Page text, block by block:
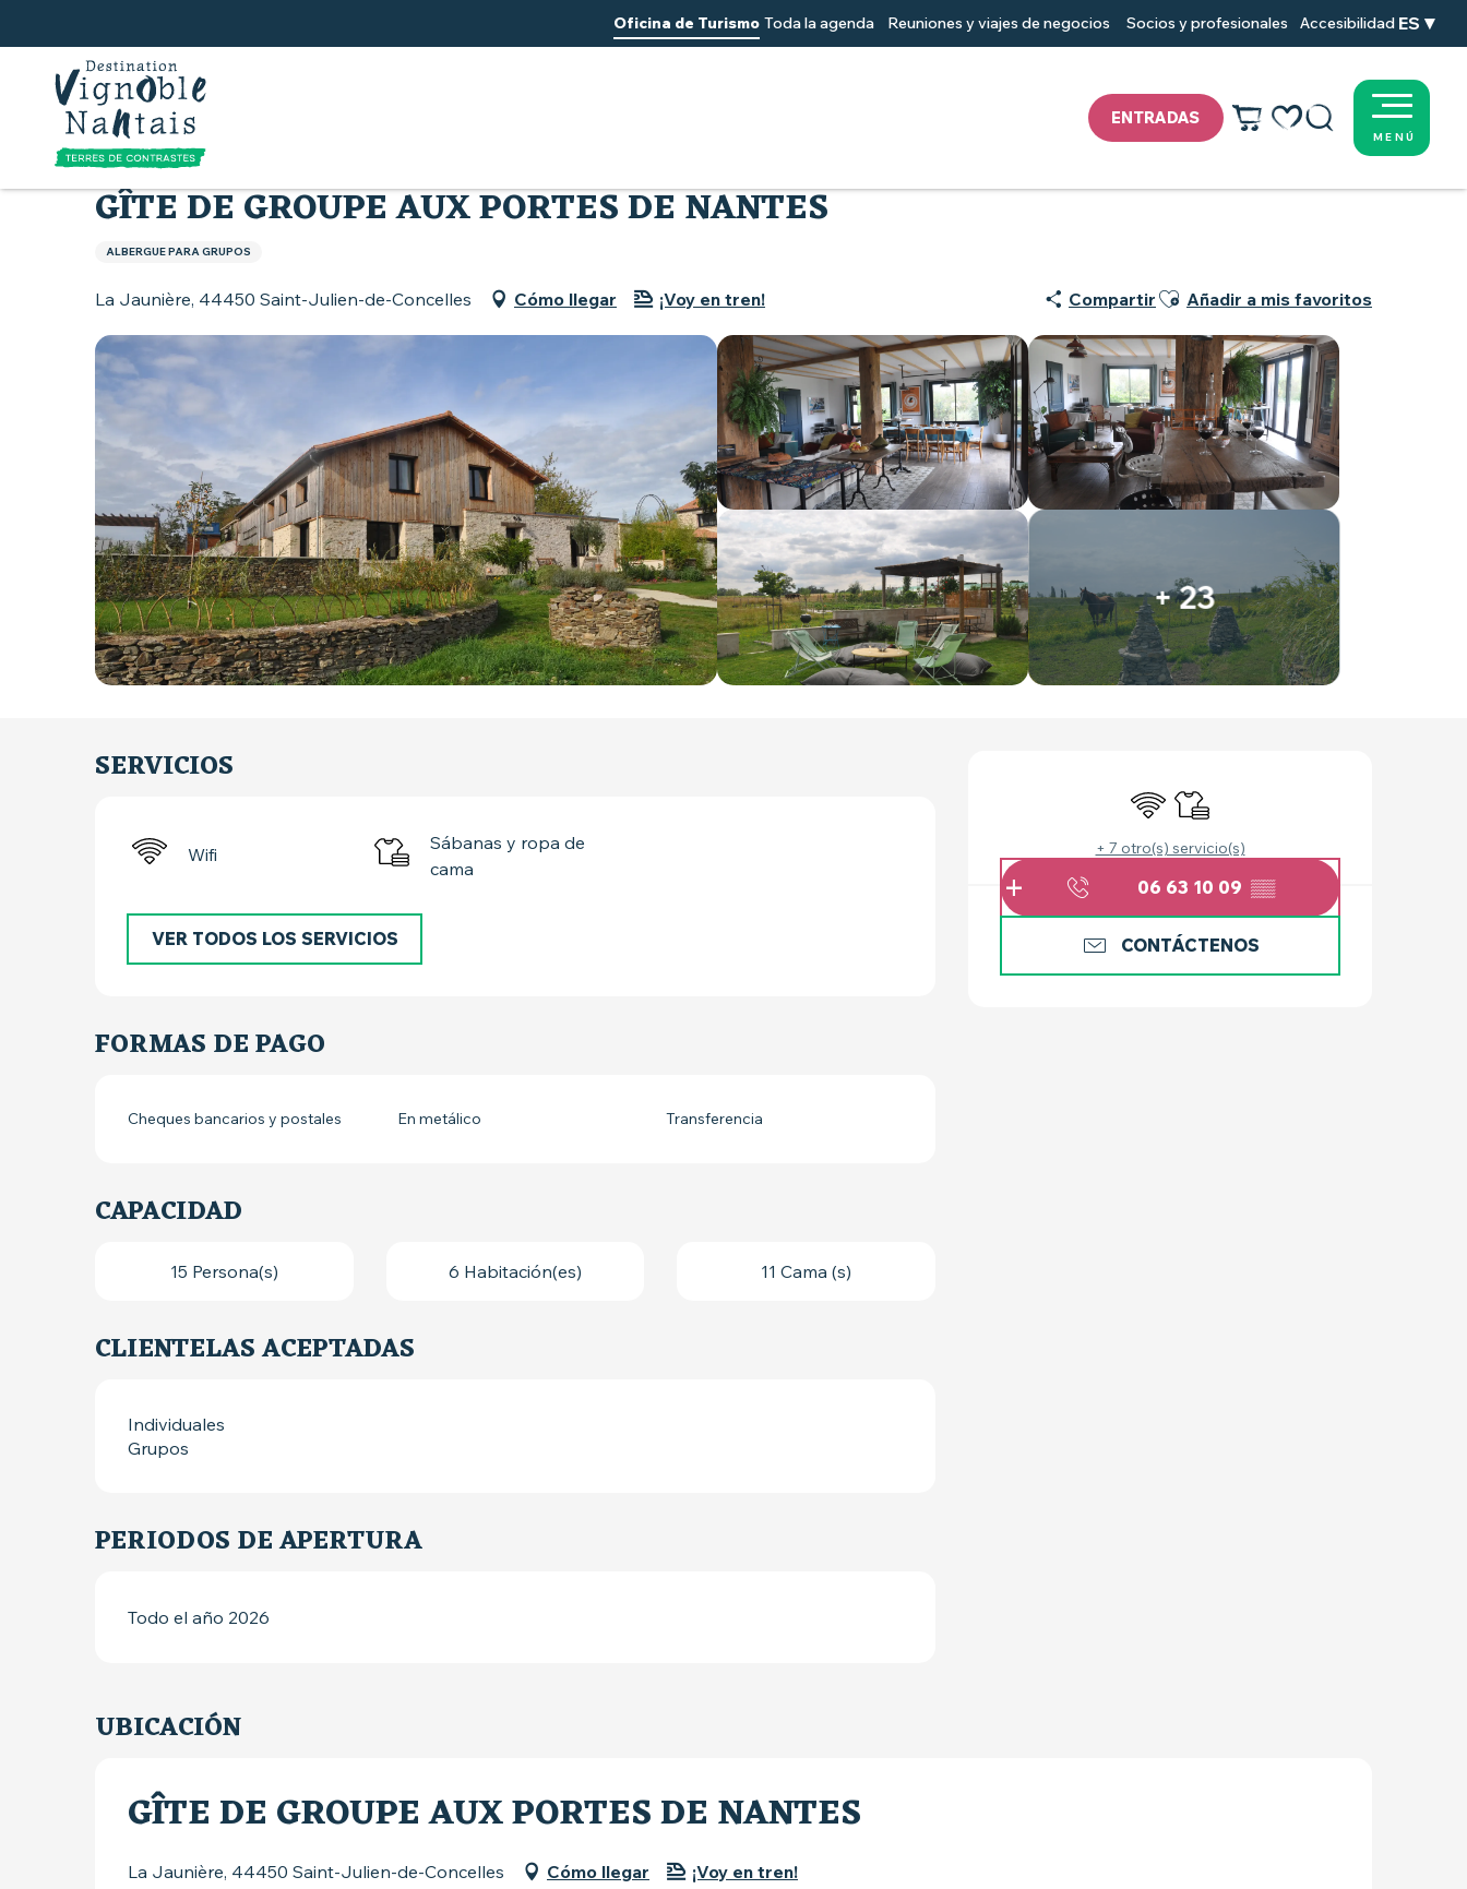
principal
ENTRADAS
Voir les favoris
Buscar
Oficina de Turismo Toda la agenda Reuniones y viajes de negocios Socios y profesionales Accesibilidad ES
MENÚ
Inicio
GÎTE DE GROUPE AUX PORTES DE NANTES
ALBERGUE PARA GRUPOS
La Jaunière, 44450 Saint-Julien-de-Concelles Cómo llegar ¡Voy en tren! Compartir Ajouter aux favoris
Añadir a mis favoritos
+ 23
HORARIOS Y DATOS
Wifi Sábanas y ropa de cama
+ 7 otro(s) servicio(s)
06 63 10 09 ▒▒
CONTÁCTENOS
SERVICIOS
Wifi
Sábanas y ropa de
cama
VER TODOS LOS SERVICIOS
FORMAS DE PAGO
Cheques bancarios y postales En metálico Transferencia
CAPACIDAD
15 Persona(s) 6 Habitación(es) 11 Cama (s)
CLIENTELAS ACEPTADAS
Individuales
Grupos
PERIODOS DE APERTURA
Todo el año 2026
UBICACIÓN
GÎTE DE GROUPE AUX PORTES DE NANTES
La Jaunière, 44450 Saint-Julien-de-Concelles Cómo llegar ¡Voy en tren!